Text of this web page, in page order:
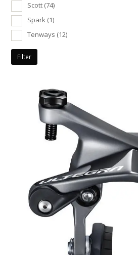
Scott (74)
Spark (1)
Tenways (12)
Filter